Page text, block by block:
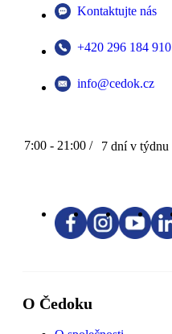
Kontaktujte nás
+420 296 184 910
info@cedok.cz
7:00 - 21:00 / 7 dní v týdnu
O Čedoku